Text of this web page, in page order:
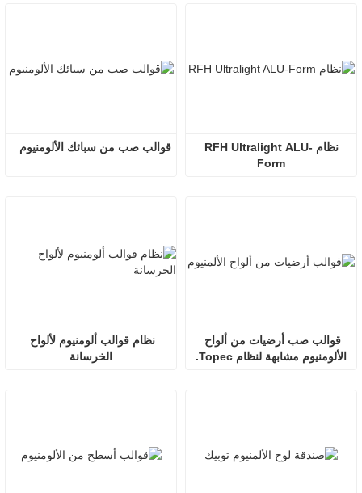
قوالب صب من سبائك الألومنيوم
نظام RFH Ultralight ALU-
Form
الخرسانة
الألومنيوم مشابهة لنظام Topec.